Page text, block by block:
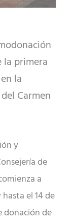
la primera
la
Carmen
y
de
a
el 14 de
donación de